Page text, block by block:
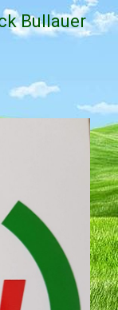
Bullauer